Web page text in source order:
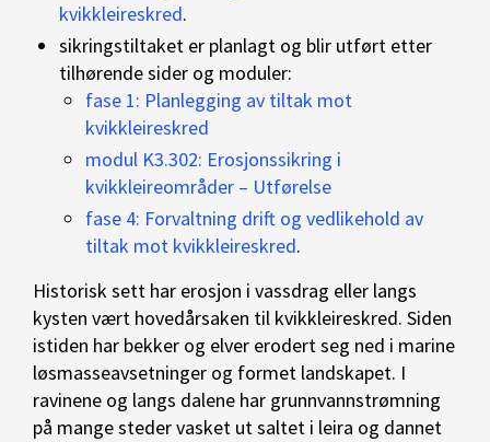
kvikkleireskred.
sikringstiltaket er planlagt og blir utført etter
tilhørende sider og moduler:
fase 1: Planlegging av tiltak mot
kvikkleireskred
modul K3.302: Erosjonssikring i
kvikkleireområder – Utførelse
fase 4: Forvaltning drift og vedlikehold av
tiltak mot kvikkleireskred.
Historisk sett har erosjon i vassdrag eller langs
kysten vært hovedårsaken til kvikkleireskred. Siden
istiden har bekker og elver erodert seg ned i marine
løsmasseavsetninger og formet landskapet. I
ravinene og langs dalene har grunnvannstrømning
på mange steder vasket ut saltet i leira og dannet